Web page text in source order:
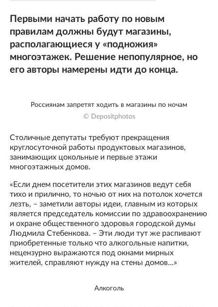
Первыми начать работу по новым
правилам должны будут магазины,
располагающиеся у «подножия»
многоэтажек. Решение непопулярное, но
его авторы намерены идти до конца.
Россиянам запретят ходить в магазины по ночам
© Depositphotos
Столичные депутаты требуют прекращения
круглосуточной работы продуктовых магазинов,
занимающих цокольные и первые этажи
многоэтажных домов.
«Если днем посетители этих магазинов ведут себя
тихо и прилично, то ночью от них на потолок хочется
лезть, – заметили авторы идеи, главным из которых
является председатель комиссии по здравоохранению
и охране общественного здоровья городской думы
Людмила Стебенкова. – Эти люди тут же распивают
приобретенные только что алкогольные напитки,
нецензурно выражаются под окнами мирных
жителей, справляют нужду на стены домов…»
Алкоголь